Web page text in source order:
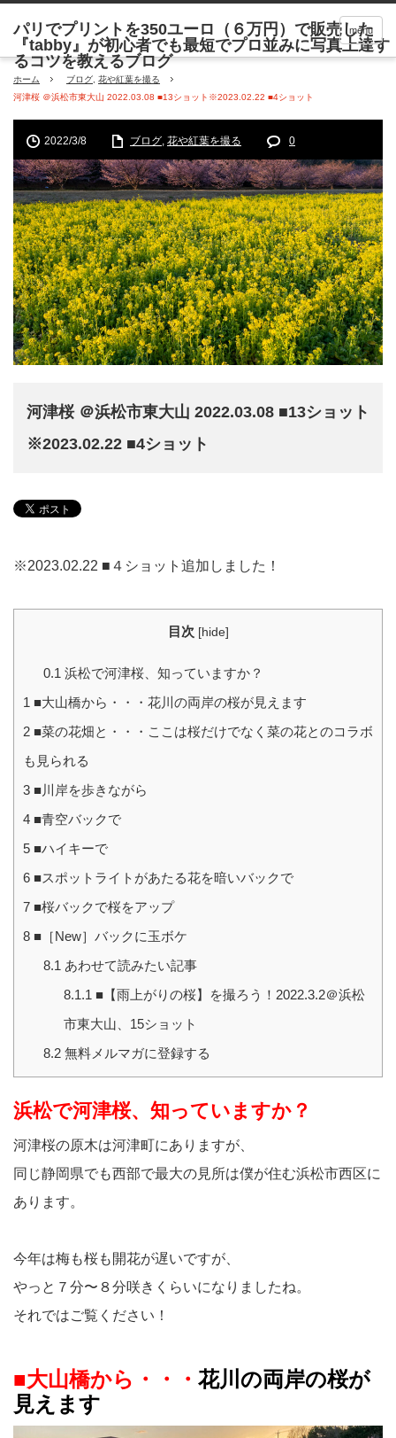
menu
ホーム ブログ 花や紅葉を撮る
河津桜 ＠浜松市東大山 2022.03.08 ■13ショット※2023.02.22 ■4ショット
2022/3/8 ブログ, 花や紅葉を撮る 0
河津桜 ＠浜松市東大山 2022.03.08 ■13ショット
※2023.02.22 ■4ショット
※2023.02.22 ■４ショット追加しました！
目次 [hide]
0.1 浜松で河津桜、知っていますか？
1 ■大山橋から・・・花川の両岸の桜が見えます
2 ■菜の花畑と・・・ここは桜だけでなく菜の花とのコラボ
も見られる
3 ■川岸を歩きながら
4 ■青空バックで
5 ■ハイキーで
6 ■スポットライトがあたる花を暗いバックで
7 ■桜バックで桜をアップ
8 ■［New］バックに玉ボケ
8.1 あわせて読みたい記事
8.1.1 ■【雨上がりの桜】を撮ろう！2022.3.2＠浜松
市東大山、15ショット
8.2無料メルマガに登録する
浜松で河津桜、知っていますか？
河津桜の原木は河津町にありますが、
同じ静岡県でも西部で最大の見所は僕が住む浜松市西区に
あります。
今年は梅も桜も開花が遅いですが、
やっと７分〜８分咲きくらいになりましたね。
それではご覧ください！
■大山橋から・・・ 花川の両岸の桜が
見えます